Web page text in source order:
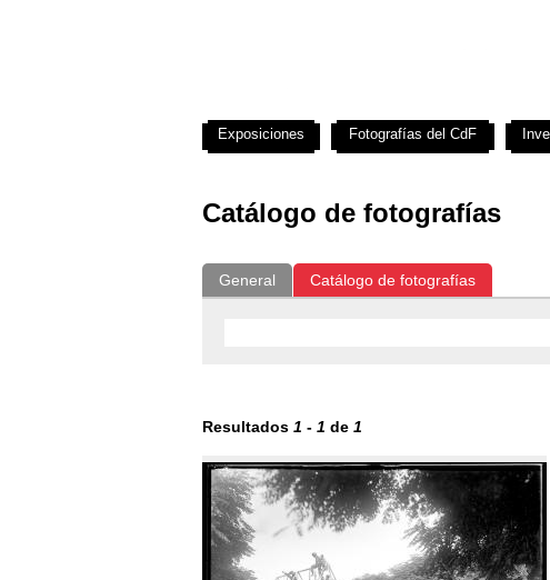
Catálogo de fotografías
General Catálogo de fotografías
Resultados 1 - 1 de 1
Exposiciones Fotografías del CdF